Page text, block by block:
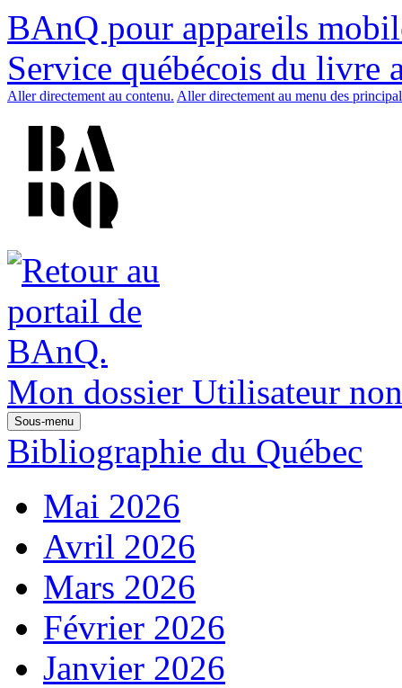
BAnQ pour appareils
Service québécois du livre
Aller directement au contenu. Aller directement au menu des
Mon dossier Utilisateur
Sous-menu
Bibliographie du Québec
Mai 2026
Avril 2026
Mars 2026
Février 2026
Janvier 2026